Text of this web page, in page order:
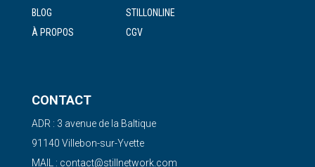
BLOG
À PROPOS
STILLONLINE
CGV
CONTACT
ADR : 3 avenue de la Baltique
91140 Villebon-sur-Yvette
MAIL : contact@stillnetwork.com